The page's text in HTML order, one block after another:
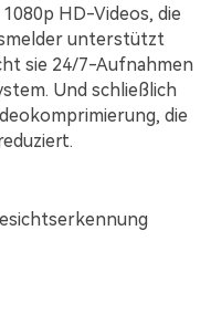
HD-Videos, die
unterstützt
sie 24/7-Aufnahmen
Und schließlich
die